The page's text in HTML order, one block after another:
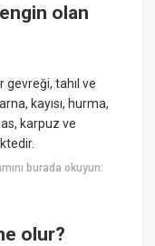
olan
gevreği, tahıl ve
kayısı, hurma,
karpuz ve
burada okuyun:
olur?